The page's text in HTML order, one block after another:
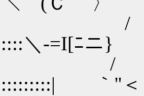
＼-=I[ﾆニ}
/
｀''＜